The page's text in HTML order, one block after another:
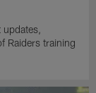
updates,
Raiders training